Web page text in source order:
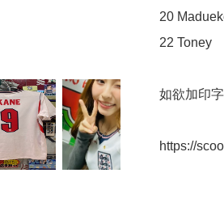
20
22 Toney
如欲加印
https://